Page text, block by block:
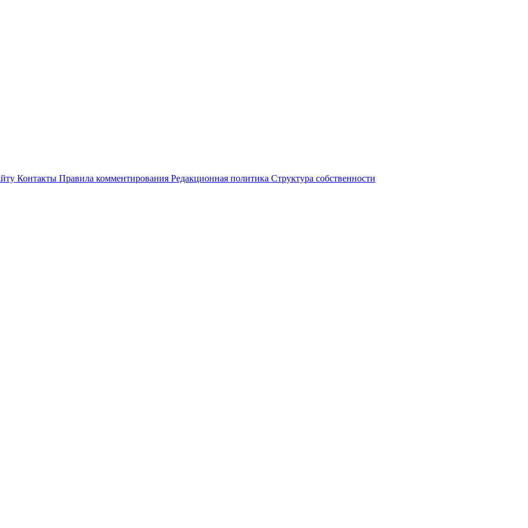
Контакты Правила комментирования Редакционная политика Структура собственности